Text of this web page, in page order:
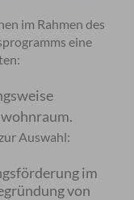
im Rahmen des
eine
Auswahl:
im
von